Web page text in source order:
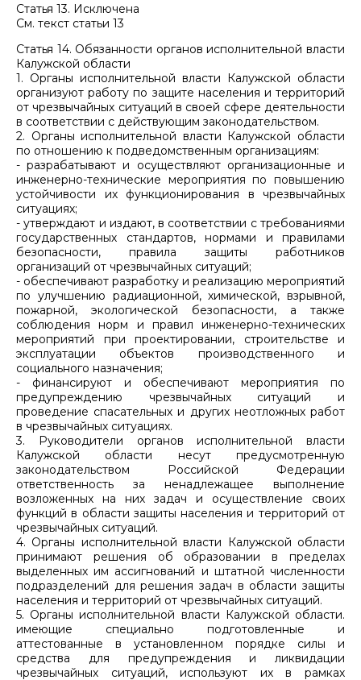
Статья 13. Исключена
См. текст статьи 13
Статья 14. Обязанности органов исполнительной власти
Калужской области
1. Органы исполнительной власти Калужской области
организуют работу по защите населения и территорий
от чрезвычайных ситуаций в своей сфере деятельности
в соответствии с действующим законодательством.
2. Органы исполнительной власти Калужской области
по отношению к подведомственным организациям:
- разрабатывают и осуществляют организационные и
инженерно-технические мероприятия по повышению
устойчивости их функционирования в чрезвычайных
ситуациях;
- утверждают и издают, в соответствии с требованиями
государственных стандартов, нормами и правилами
безопасности, правила защиты работников
организаций от чрезвычайных ситуаций;
- обеспечивают разработку и реализацию мероприятий
по улучшению радиационной, химической, взрывной,
пожарной, экологической безопасности, а также
соблюдения норм и правил инженерно-технических
мероприятий при проектировании, строительстве и
эксплуатации объектов производственного и
социального назначения;
- финансируют и обеспечивают мероприятия по
предупреждению чрезвычайных ситуаций и
проведение спасательных и других неотложных работ
в чрезвычайных ситуациях.
3. Руководители органов исполнительной власти
Калужской области несут предусмотренную
законодательством Российской Федерации
ответственность за ненадлежащее выполнение
возложенных на них задач и осуществление своих
функций в области защиты населения и территорий от
чрезвычайных ситуаций.
4. Органы исполнительной власти Калужской области
принимают решения об образовании в пределах
выделенных им ассигнований и штатной численности
подразделений для решения задач в области защиты
населения и территорий от чрезвычайных ситуаций.
5. Органы исполнительной власти Калужской области.
имеющие специально подготовленные и
аттестованные в установленном порядке силы и
средства для предупреждения и ликвидации
чрезвычайных ситуаций, используют их в рамках